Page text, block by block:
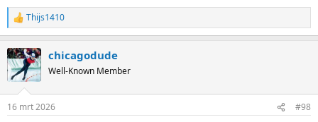
R
e
c
t
i
n
s
Thijs1410
chicagodude
Well-Known Member
16 mrt 2026 #98